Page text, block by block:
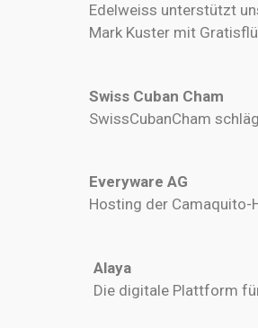
Edelweiss unterstützt
Mark Kuster mit
Swiss Cuban Cham
SwissCubanCham
Everyware AG
Hosting der Camaquito-
Alaya
Die digitale Plattform